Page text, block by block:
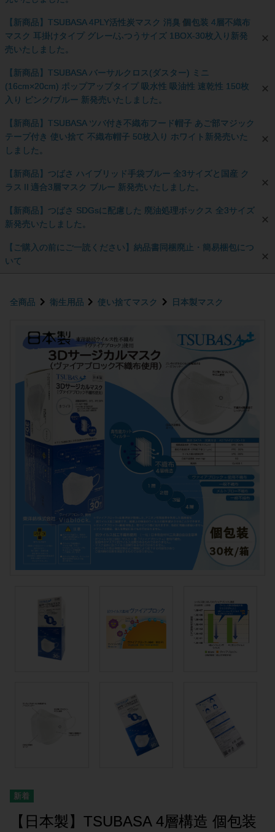
【新商品】TSUBASA 4PLY活性炭マスク 消臭 個包装 4層不織布
マスク 耳掛けタイプ グレー/ふつうサイズ 1BOX-30枚入り新発
売いたしました。
【新商品】TSUBASA バーサルクロス(ダスター) ミニ
(16cm×20cm) ポップアップタイプ 吸水性 吸油性 速乾性 150枚
入り ピンク/ブルー 新発売いたしました。
【新商品】TSUBASA ツバ付き不織布フード帽子 あご部マジック
テープ付き 使い捨て 不織布帽子 50枚入り ホワイト新発売いた
しました。
【新商品】つばさ ハイブリッド手袋ブルー 全3サイズと国産 ク
ラスⅡ適合3層マスク ブルー 新発売いたしました。
【新商品】つばさ SDGsに配慮した 廃油処理ボックス 全3サイズ
新発売いたしました。
【ご購入の前にご一読ください】納品書同梱廃止・簡易梱包につ
いて
全商品 衛生用品 使い捨てマスク 日本製マスク
【日本製】TSUBASA 4層構造 個包装